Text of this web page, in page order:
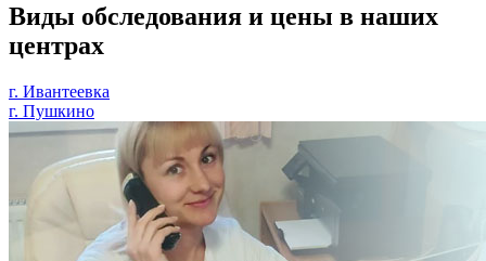
Виды обследования и цены в наших
центрах
г. Ивантеевка
г. Пушкино